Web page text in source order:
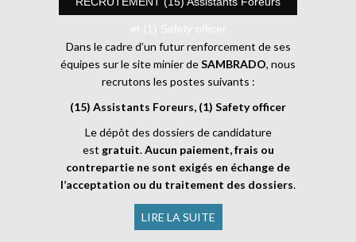
et (1) Safety officer
Dans le cadre d’un futur renforcement de ses
équipes sur le site minier deSAMBRADO, nous
recrutons les postes suivants :
(15) Assistants Foreurs, (1) Safety officer
Le dépôt des dossiers de candidature
est gratuit.Aucun paiement, frais ou
contrepartie ne sont exigés en échange de
l’acceptation ou du traitement des dossiers.
LIRE LA SUITE